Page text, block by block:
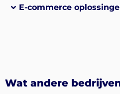
E-commerce
Wat andere